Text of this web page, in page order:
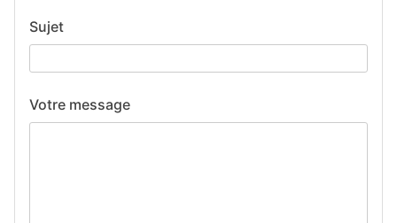
Sujet
Votre message